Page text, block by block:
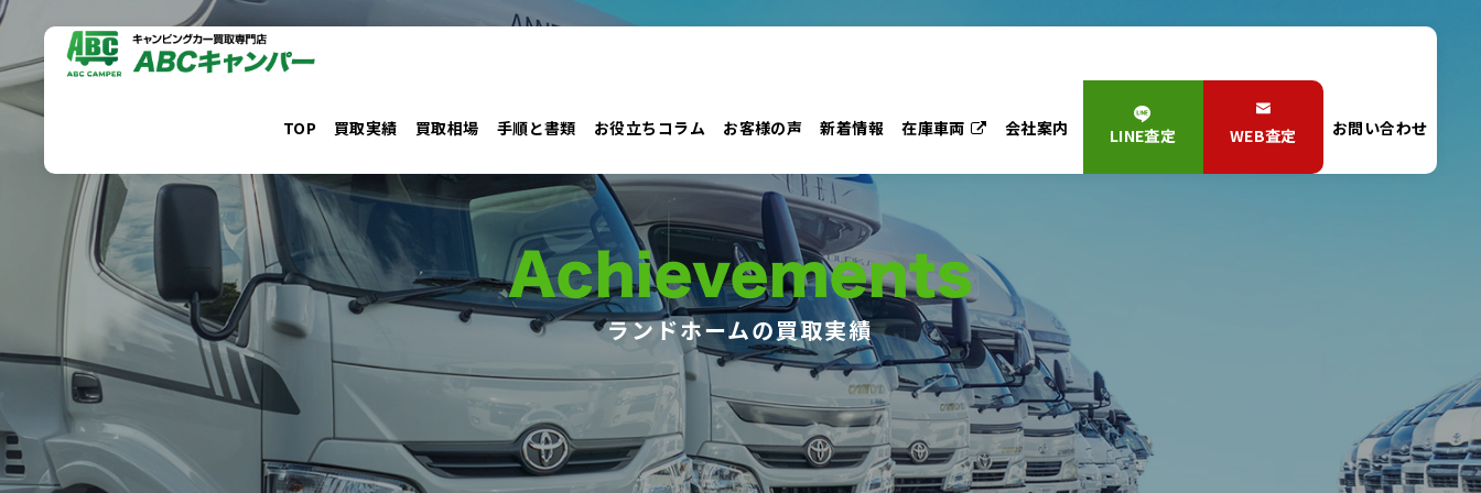
コ
テ
ン
TOP 買取実績 買取相場 手順と書類 お役立ちコラム お客様の声 新着情報 在庫車両 会社案内 LINE査定 WEB査定 お問い合わせ
Achievements
ランドホームの買取実績